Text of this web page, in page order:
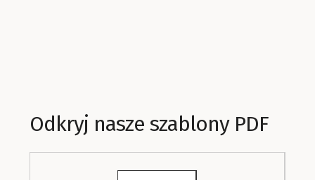
Odkryj nasze szablony PDF